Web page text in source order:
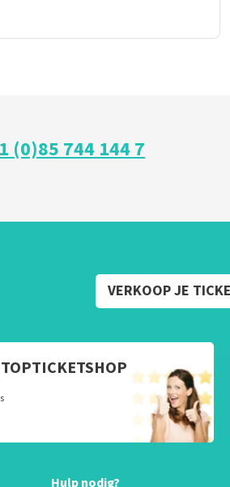
(0)85 744 144 7
VERKOOP JE
Hulp nodig?